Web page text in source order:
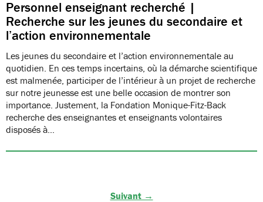
Personnel enseignant recherché |
Recherche sur les jeunes du secondaire et
l’action environnementale
Les jeunes du secondaire et l’action environnementale au
quotidien. En ces temps incertains, où la démarche scientifique
est malmenée, participer de l’intérieur à un projet de recherche
sur notre jeunesse est une belle occasion de montrer son
importance. Justement, la Fondation Monique-Fitz-Back
recherche des enseignantes et enseignants volontaires
disposés à…
Suivant →